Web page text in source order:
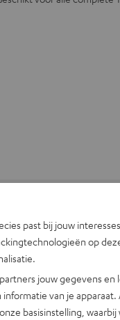
(0)20
past bij jouw
op
jouw gegevens en
van je apparaat.
basisinstelling, waarbij